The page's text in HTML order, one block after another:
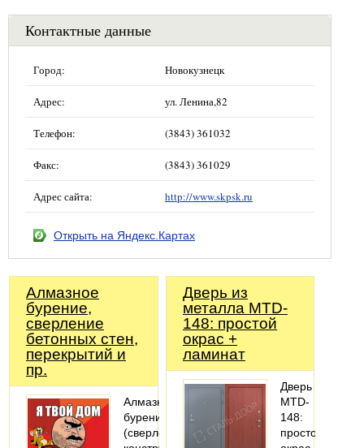
Контактные данные
Город: Новокузнецк
Адрес: ул. Ленина,82
Телефон: (3843) 361032
Факс: (3843) 361029
Адрес сайта: http://www.skpsk.ru
Открыть на Яндекс.Картах
Алмазное
бурение,
cверление
бетонных стен,
перекрытий и
пр.
Алмазное
бурение
(сверление)
Дверь из
металла MTD-
148: простой
окрас +
ламинат
Дверь
MTD-
148:
простой